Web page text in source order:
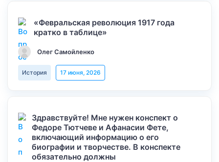
«Февральская революция 1917 года
кратко в таблице»
Олег Самойленко
История 17 июня, 2026
Здравствуйте! Мне нужен конспект о
Федоре Тютчеве и Афанасии Фете,
включающий информацию о его
биографии и творчестве. В конспекте
обязательно должны